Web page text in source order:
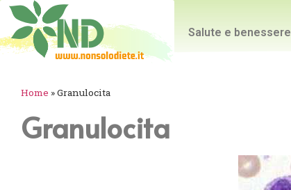
Salute e benessere
Home »Granulocita
Granulocita